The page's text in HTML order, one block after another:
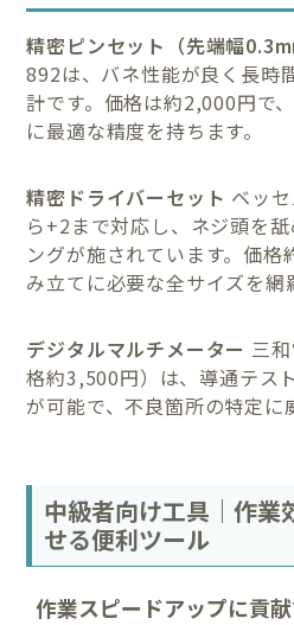
精密ピンセット（先端幅
892は、バネ性能が良く長時
計です。価格は約2,000円で
に最適な精度を持ちます。
精密ドライバーセット ベッ
ら+2まで対応し、ネジ頭を
ングが施されています。価格
み立てに必要な全サイズを網
デジタルマルチメーター 三
格約3,500円）は、導通テス
が可能で、不良箇所の特定に
中級者向け工具｜作業
せる便利ツール
作業スピードアップに貢